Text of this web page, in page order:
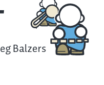
Balzers